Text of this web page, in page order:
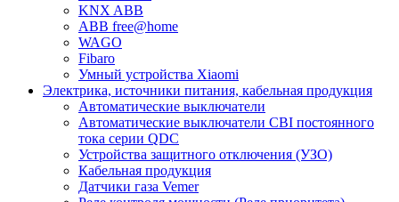
KNX ABB
ABB free@home
WAGO
Fibaro
Умный устройства Xiaomi
Электрика, источники питания, кабельная продукция
Автоматические выключатели
Автоматические выключатели CBI постоянного
тока серии QDC
Устройства защитного отключения (УЗО)
Кабельная продукция
Датчики газа Vemer